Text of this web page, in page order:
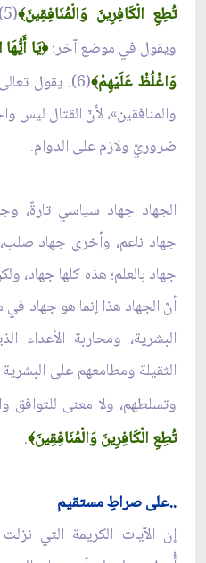
تُطِعِ الْكَافِرِينَ وَالْمُنَافِقِينَ﴾
ويقول في موضع آخر:﴿يَا
وَاغْلُظْ عَلَيْهِمْ﴾
(6). يقول
والمنافقين»، لأنّ القتال ليس
ضروريّ ولازم على الدوام.
الجهاد جهاد سياسي تارةً،
جهاد ناعم، وأخرى جهاد
جهاد بالعلم؛ هذه كلها جهاد،
أنّ الجهاد هذا إنما هو جهاد
البشرية، ومحاربة الأعداء
الثقيلة ومطامعهم على
وتسلطهم، ولا معنى للتوافق
تُطِعِ الْكَافِرِينَ وَالْمُنَافِقِينَ﴾.
..على صراطٍ مستقيم
إن الآيات الكريمة التي